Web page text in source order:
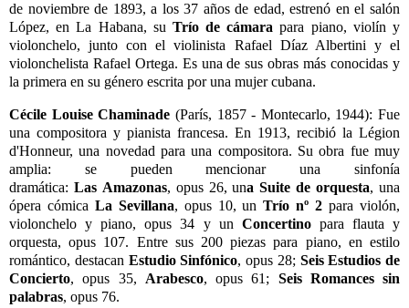
de noviembre de 1893, a los 37 años de edad, estrenó en el salón
López, en La Habana, su Trío de cámara para piano, violín y
violonchelo, junto con el violinista Rafael Díaz Albertini y el
violonchelista Rafael Ortega. Es una de sus obras más conocidas y
la primera en su género escrita por una mujer cubana.
Cécile Louise Chaminade (París, 1857 - Montecarlo, 1944): Fue
una compositora y pianista francesa. En 1913, recibió la Légion
d'Honneur, una novedad para una compositora. Su obra fue muy
amplia: se pueden mencionar una sinfonía
dramática: Las Amazonas, opus 26, una Suite de orquesta, una
ópera cómica La Sevillana, opus 10, unTrío nº 2para violón,
violonchelo y piano, opus 34 y un Concertinopara flauta y
orquesta, opus 107. Entre sus 200 piezas para piano, en estilo
romántico, destacan Estudio Sinfónico, opus 28; Seis Estudios de
Concierto, opus 35, Arabesco, opus 61; Seis Romances sin
palabras, opus 76.